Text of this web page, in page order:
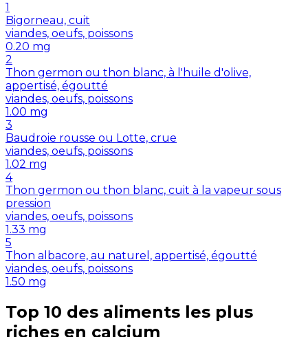
1
Bigorneau, cuit
viandes, oeufs, poissons
0.20 mg
2
Thon germon ou thon blanc, à l'huile d'olive,
appertisé, égoutté
viandes, oeufs, poissons
1.00 mg
3
Baudroie rousse ou Lotte, crue
viandes, oeufs, poissons
1.02 mg
4
Thon germon ou thon blanc, cuit à la vapeur sous
pression
viandes, oeufs, poissons
1.33 mg
5
Thon albacore, au naturel, appertisé, égoutté
viandes, oeufs, poissons
1.50 mg
Top 10 des aliments les plus
riches en calcium